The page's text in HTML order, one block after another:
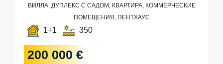
ВИЛЛА, ДУПЛЕКС С САДОМ, КВАРТИРА, КОММЕРЧЕСКИЕ
ПОМЕЩЕНИЯ, ПЕНТХАУС
1+1 350
200 000 €